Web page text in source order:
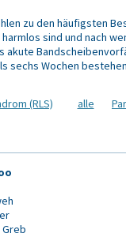
zu den häufigsten
sind und nach
akute
sechs Wochen
(RLS) alle
Greb